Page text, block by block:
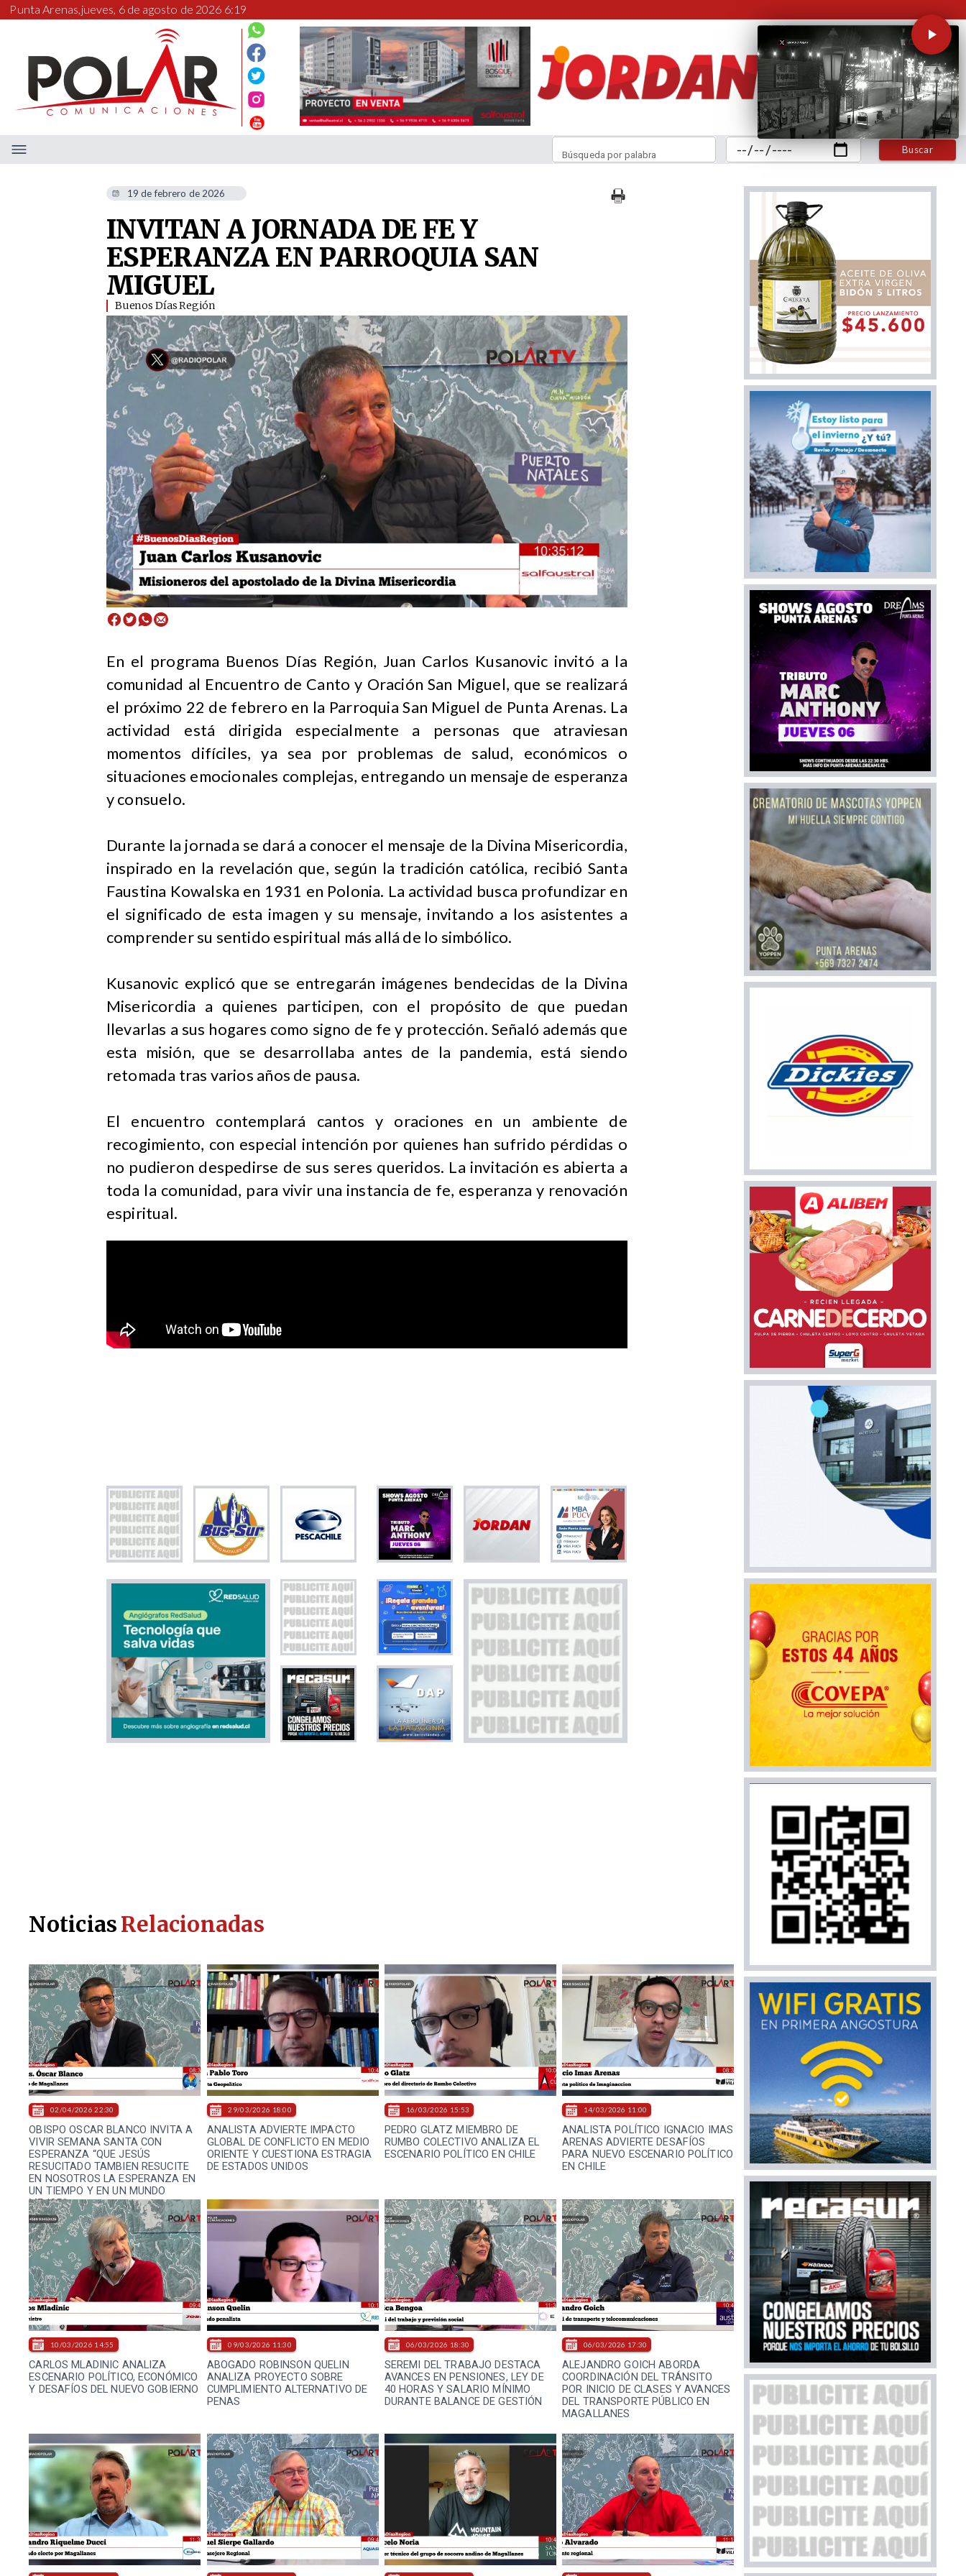
Punta Arenas,jueves, 6 de agosto de 2026 6:19
Buscar
Búsqueda por palabra
19 de febrero de 2026
INVITAN A JORNADA DE FE Y
ESPERANZA EN PARROQUIA SAN
MIGUEL
Buenos Días Región
En el programa Buenos Días Región, Juan Carlos Kusanovic invitó a la
comunidad al Encuentro de Canto y Oración San Miguel, que se realizará
el próximo 22 de febrero en la Parroquia San Miguel de Punta Arenas. La
actividad está dirigida especialmente a personas que atraviesan
momentos difíciles, ya sea por problemas de salud, económicos o
situaciones emocionales complejas, entregando un mensaje de esperanza
y consuelo.
Durante la jornada se dará a conocer el mensaje de la Divina Misericordia,
inspirado en la revelación que, según la tradición católica, recibió Santa
Faustina Kowalska en 1931 en Polonia. La actividad busca profundizar en
el significado de esta imagen y su mensaje, invitando a los asistentes a
comprender su sentido espiritual más allá de lo simbólico.
Kusanovic explicó que se entregarán imágenes bendecidas de la Divina
Misericordia a quienes participen, con el propósito de que puedan
llevarlas a sus hogares como signo de fe y protección. Señaló además que
esta misión, que se desarrollaba antes de la pandemia, está siendo
retomada tras varios años de pausa.
El encuentro contemplará cantos y oraciones en un ambiente de
recogimiento, con especial intención por quienes han sufrido pérdidas o
no pudieron despedirse de sus seres queridos. La invitación es abierta a
toda la comunidad, para vivir una instancia de fe, esperanza y renovación
espiritual.
OBISPO OSCAR BLANCO INVITA A
VIVIR SEMANA SANTA CON
ESPERANZA “QUE JESÚS
RESUCITADO TAMBIEN RESUCITE
EN NOSOTROS LA ESPERANZA EN
UN TIEMPO Y EN UN MUNDO
MEJOR”
02/04/2026 22:30
ANALISTA ADVIERTE IMPACTO
GLOBAL DE CONFLICTO EN MEDIO
ORIENTE Y CUESTIONA ESTRAGIA
DE ESTADOS UNIDOS
29/03/2026 18:00
PEDRO GLATZ MIEMBRO DE
RUMBO COLECTIVO ANALIZA EL
ESCENARIO POLÍTICO EN CHILE
16/03/2026 15:53
ANALISTA POLÍTICO IGNACIO IMAS
ARENAS ADVIERTE DESAFÍOS
PARA NUEVO ESCENARIO POLÍTICO
EN CHILE
14/03/2026 11:00
CARLOS MLADINIC ANALIZA
ESCENARIO POLÍTICO, ECONÓMICO
Y DESAFÍOS DEL NUEVO GOBIERNO
10/03/2026 14:55
ABOGADO ROBINSON QUELIN
ANALIZA PROYECTO SOBRE
CUMPLIMIENTO ALTERNATIVO DE
PENAS
09/03/2026 11:30
SEREMI DEL TRABAJO DESTACA
AVANCES EN PENSIONES, LEY DE
40 HORAS Y SALARIO MÍNIMO
DURANTE BALANCE DE GESTIÓN
06/03/2026 18:30
ALEJANDRO GOICH ABORDA
COORDINACIÓN DEL TRÁNSITO
POR INICIO DE CLASES Y AVANCES
DEL TRANSPORTE PÚBLICO EN
MAGALLANES
06/03/2026 17:30
NoticiasRelacionadas